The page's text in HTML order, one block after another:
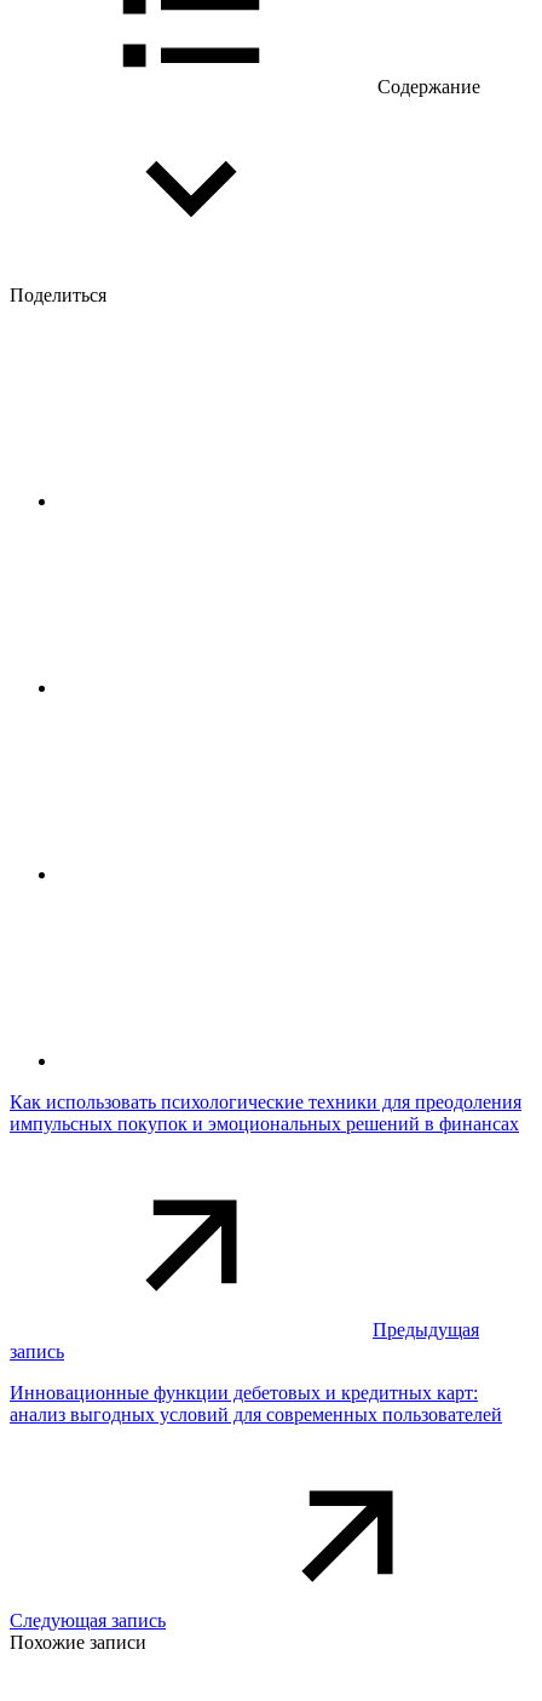
Содержание
Поделиться
Как использовать психологические техники для преодоления
импульсных покупок и эмоциональных решений в финансах
Предыдущая
запись
Инновационные функции дебетовых и кредитных карт:
анализ выгодных условий для современных пользователей
Следующая запись
Похожие записи